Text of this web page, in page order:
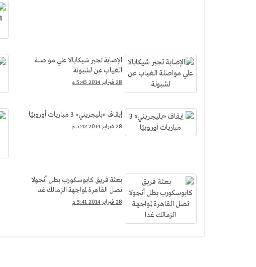
الإصابة تجبر شيكابالا علي مواصلة
الغياب عن لشبونة
28 فبراير 2014 5:45 م
إيقاف «بليجريني» 3 مباريات أوروبيًا
28 فبراير 2014 5:42 م
بعثة فريق كابوسكورب بطل أنجولا
تصل القاهرة لمواجهة الزمالك غدا
28 فبراير 2014 5:41 م